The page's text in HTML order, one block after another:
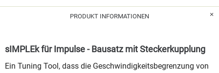
PRODUKT INFORMATIONEN
sIMPLEk für Impulse - Bausatz mit Steckerkupplung
Ein Tuning Tool, dass die Geschwindigkeitsbegrenzung von